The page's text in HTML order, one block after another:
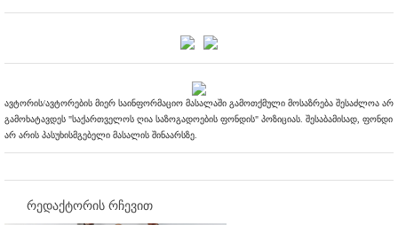
ავტორის/ავტორების მიერ საინფორმაციო მასალაში გამოთქმული მოსაზრება შესაძლოა არ
გამოხატავდეს "საქართველოს ღია საზოგადოების ფონდის" პოზიციას. შესაბამისად, ფონდი
არ არის პასუხისმგებელი მასალის შინაარსზე.
რედაქტორის რჩევით